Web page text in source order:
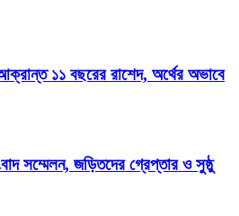
১১ বছরের রাশেদ, অর্থের অভাবে
সম্মেলন, জড়িতদের গ্রেপ্তার ও সুষ্ঠু